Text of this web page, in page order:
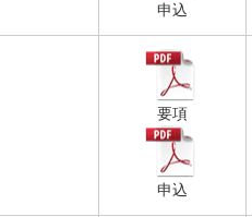
申込
要項
申込